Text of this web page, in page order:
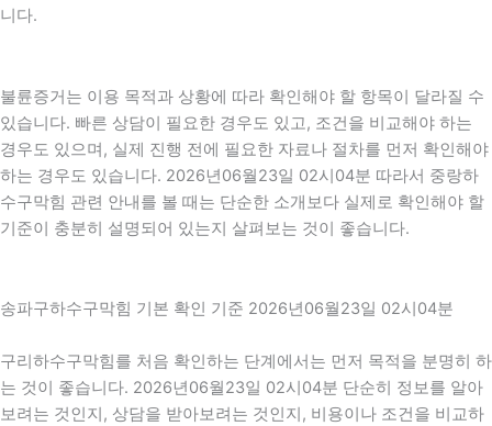
니다.
불륜증거는 이용 목적과 상황에 따라 확인해야 할 항목이 달라질 수
있습니다. 빠른 상담이 필요한 경우도 있고, 조건을 비교해야 하는
경우도 있으며, 실제 진행 전에 필요한 자료나 절차를 먼저 확인해야
하는 경우도 있습니다. 2026년06월23일 02시04분 따라서 중랑하
수구막힘 관련 안내를 볼 때는 단순한 소개보다 실제로 확인해야 할
기준이 충분히 설명되어 있는지 살펴보는 것이 좋습니다.
송파구하수구막힘 기본 확인 기준 2026년06월23일 02시04분
구리하수구막힘를 처음 확인하는 단계에서는 먼저 목적을 분명히 하
는 것이 좋습니다. 2026년06월23일 02시04분 단순히 정보를 알아
보려는 것인지, 상담을 받아보려는 것인지, 비용이나 조건을 비교하